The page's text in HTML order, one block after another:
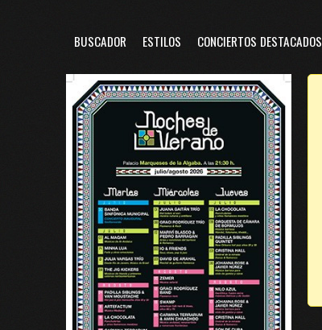
BUSCADOR ESTILOS CONCIERTOS DESTACADOS